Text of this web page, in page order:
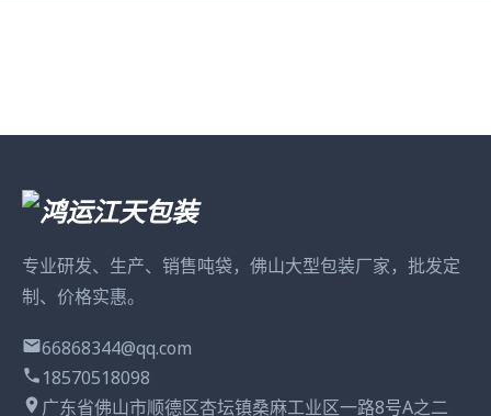
专业研发、生产、销售吨袋，佛山大型包装厂家，批发定
制、价格实惠。
66868344@qq.com
18570518098
广东省佛山市顺德区杏坛镇桑麻工业区一路8号A之二